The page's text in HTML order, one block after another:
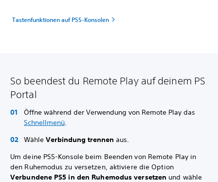
Tastenfunktionen auf PS5-Konsolen
So beendest du Remote Play auf deinem PS
Portal
Öffne während der Verwendung von Remote Play das
Schnellmenü.
Wähle Verbindung trennen aus.
Um deine PS5-Konsole beim Beenden von Remote Play in
den Ruhemodus zu versetzen, aktiviere die Option
Verbundene PS5 in den Ruhemodus versetzen und wähle